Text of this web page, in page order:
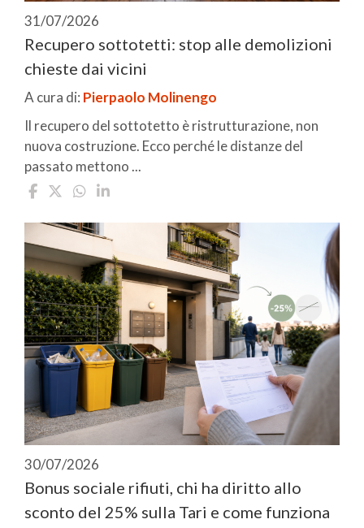
31/07/2026
Recupero sottotetti: stop alle demolizioni
chieste dai vicini
A cura di: Pierpaolo Molinengo
Il recupero del sottotetto è ristrutturazione, non
nuova costruzione. Ecco perché le distanze del
passato mettono ...
30/07/2026
Bonus sociale rifiuti, chi ha diritto allo
sconto del 25% sulla Tari e come funziona